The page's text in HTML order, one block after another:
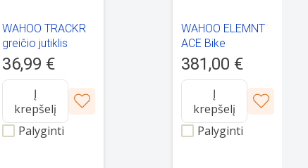
WAHOO TRACKR
greičio jutiklis
36,99 €
Į
krepšelį
Palyginti
WAHOO ELEMNT
ACE Bike
Computer
381,00 €
Į
krepšelį
Palyginti